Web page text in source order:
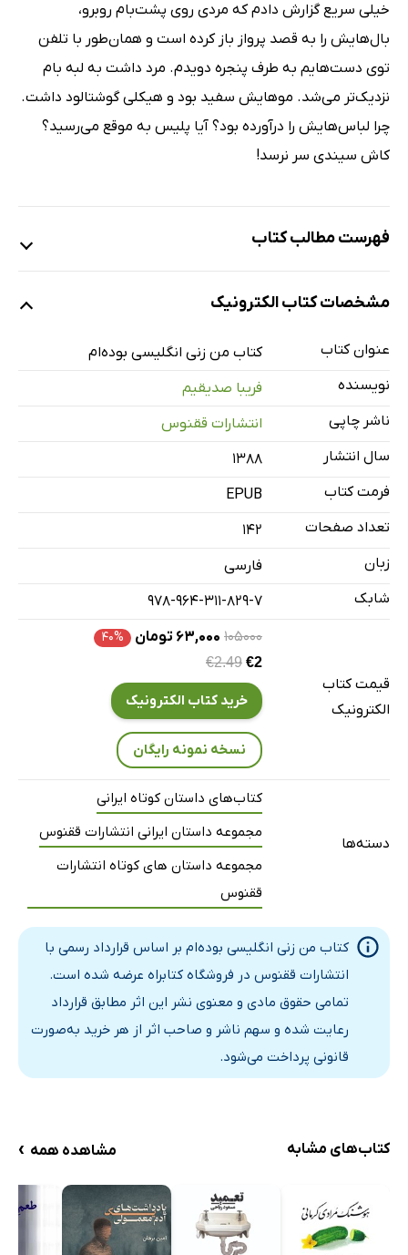
خیلى سریع گزارش دادم که مردى روى پشت‌بام روبرو،
بال‌هایش را به قصد پرواز باز کرده است و همان‌طور با تلفن
توى دست‌هایم به طرف پنجره دویدم. مرد داشت به لبه بام
نزدیک‌تر مى‌شد. موهایش سفید بود و هیکلى گوشتالود داشت.
چرا لباس‌هایش را درآورده بود؟ آیا پلیس به موقع مى‌رسید؟
کاش سیندى سر نرسد!
فهرست مطالب کتاب
تکه‌اى از بهشت
سه ساعت و چهل و دو دقیقه دیگر
میانبر
موهایم را باید اصلاح کنم
سکه
مشخصات کتاب الکترونیک
عنوان کتاب
کتاب من زنی انگلیسی بوده‌ام
نویسنده
فریبا صدیقیم
ناشر چاپی
انتشارات ققنوس
سال انتشار
۱۳۸۸
فرمت کتاب
EPUB
تعداد صفحات
142
زبان
فارسی
شابک
978-964-311-829-7
قیمت کتاب
الکترونیک
۱۰۵۰۰۰ ۶۳,۰۰۰ تومان ۴۰%
€2.49 €2
خرید کتاب الکترونیک
نسخه نمونه رایگان
دسته‌ها
کتاب‌های داستان کوتاه ایرانی
مجموعه داستان ایرانی انتشارات ققنوس
مجموعه داستان های کوتاه انتشارات
ققنوس
کتاب من زنی انگلیسی بوده‌ام بر اساس قرارداد رسمی با
انتشارات ققنوس در فروشگاه کتابراه عرضه شده است.
تمامی حقوق مادی و معنوی نشر این اثر مطابق قرارداد
رعایت شده و سهم ناشر و صاحب اثر از هر خرید به‌صورت
قانونی پرداخت می‌شود.
کتاب‌های مشابه مشاهده همه ›